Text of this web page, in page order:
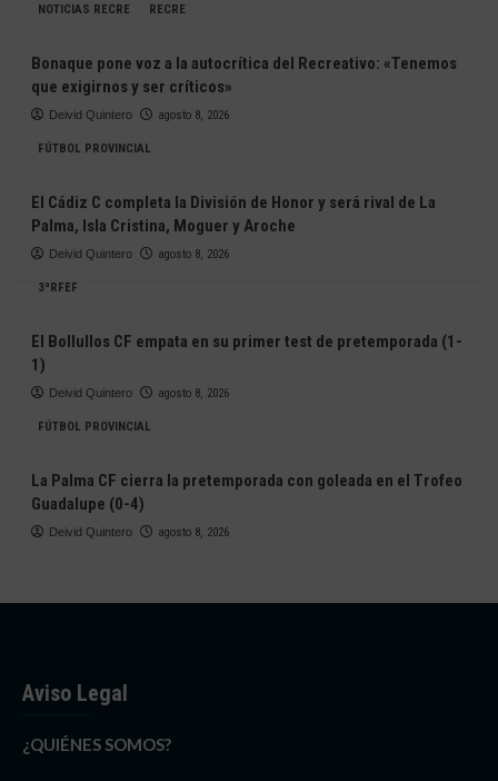
NOTICIAS RECRE RECRE
Bonaque pone voz a la autocrítica del Recreativo: «Tenemos
que exigirnos y ser críticos»
Deivid Quintero agosto 8, 2026
FÚTBOL PROVINCIAL
El Cádiz C completa la División de Honor y será rival de La
Palma, Isla Cristina, Moguer y Aroche
Deivid Quintero agosto 8, 2026
3ªRFEF
El Bollullos CF empata en su primer test de pretemporada (1-
1)
Deivid Quintero agosto 8, 2026
FÚTBOL PROVINCIAL
La Palma CF cierra la pretemporada con goleada en el Trofeo
Guadalupe (0-4)
Deivid Quintero agosto 8, 2026
Aviso Legal
¿QUIÉNES SOMOS?